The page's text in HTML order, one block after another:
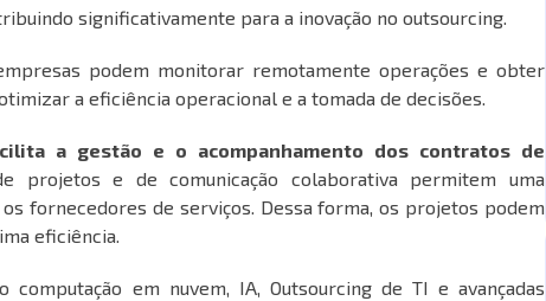
significativamente para a inovação no outsourcing.
podem monitorar remotamente operações e obter
a eficiência operacional e a tomada de decisões.
a gestão e o acompanhamento dos contratos de
projetos e de comunicação colaborativa permitem uma
fornecedores de serviços. Dessa forma, os projetos podem
eficiência.
computação em nuvem, IA, Outsourcing de TI e avançadas